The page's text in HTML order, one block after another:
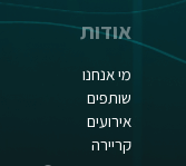
אודות
מי אנחנו
שותפים
אירועים
קריירה